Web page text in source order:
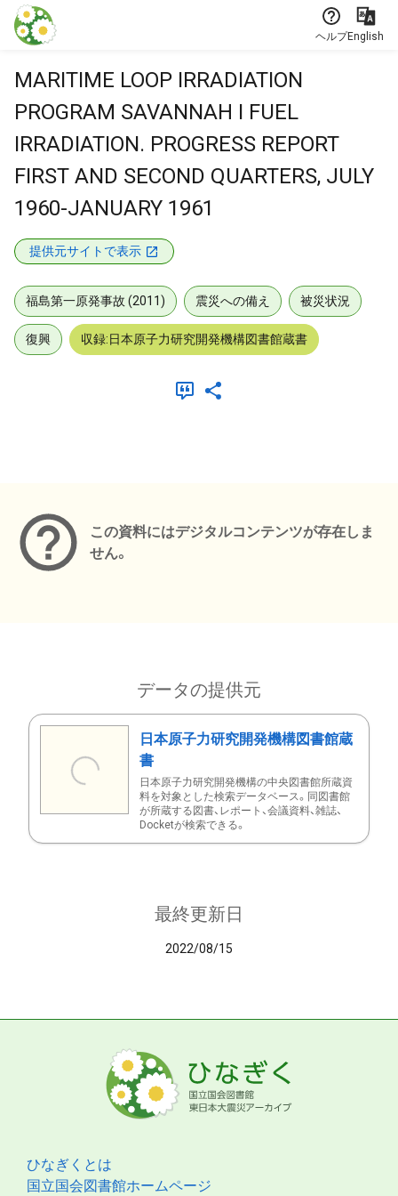
本文に飛ぶ
ヘルプEnglish
MARITIME LOOP IRRADIATION
PROGRAM SAVANNAH I FUEL
IRRADIATION. PROGRESS REPORT
FIRST AND SECOND QUARTERS, JULY
1960-JANUARY 1961
提供元サイトで表示
福島第一原発事故 (2011) 震災への備え 被災状況
復興 収録:日本原子力研究開発機構図書館蔵書
この資料にはデジタルコンテンツが存在しま
せん。
データの提供元
日本原子力研究開発機構図書館蔵
書
日本原子力研究開発機構の中央図書館所蔵資
料を対象とした検索データベース。同図書館
が所蔵する図書、レポート、会議資料、雑誌、
Docketが検索できる。
最終更新日
2022/08/15
ひなぎくとは
国立国会図書館ホームページ